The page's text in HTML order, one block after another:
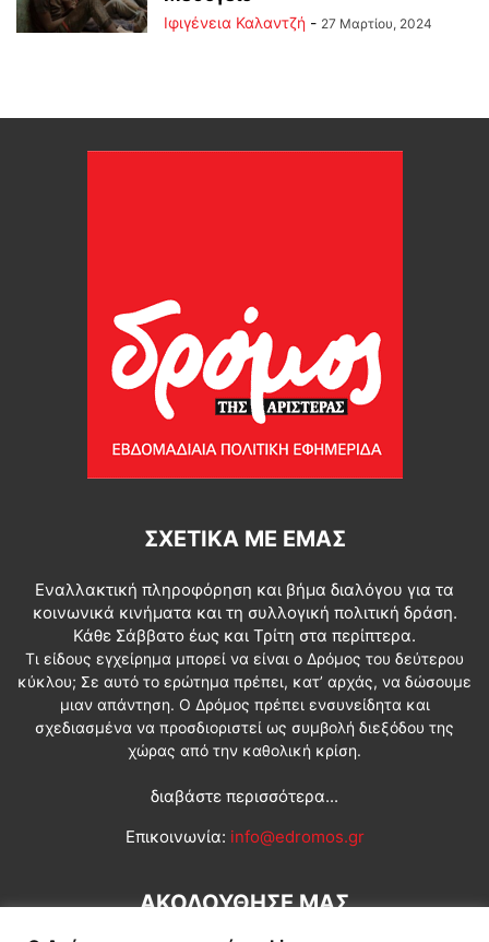
Ιφιγένεια Καλαντζή - 27 Μαρτίου, 2024
ΣΧΕΤΙΚΆ ΜΕ ΕΜΆΣ
Εναλλακτική πληροφόρηση και βήμα διαλόγου για τα
κοινωνικά κινήματα και τη συλλογική πολιτική δράση.
Κάθε Σάββατο έως και Τρίτη στα περίπτερα.
Τι είδους εγχείρημα μπορεί να είναι ο Δρόμος του δεύτερου
κύκλου; Σε αυτό το ερώτημα πρέπει, κατ’ αρχάς, να δώσουμε
μιαν απάντηση. Ο Δρόμος πρέπει ενσυνείδητα και
σχεδιασμένα να προσδιοριστεί ως συμβολή διεξόδου της
χώρας από την καθολική κρίση.
διαβάστε περισσότερα...
Επικοινωνία: info@edromos.gr
ΑΚΟΛΟΥΘΗΣΕ ΜΑΣ